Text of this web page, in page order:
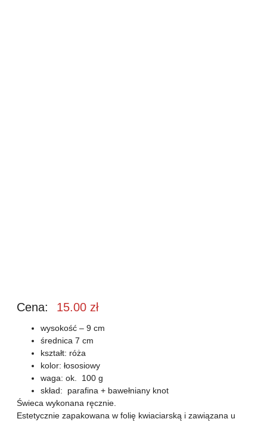
Cena: 15.00 zł
wysokość – 9 cm
średnica 7 cm
kształt: róża
kolor: łososiowy
waga: ok. 100 g
skład: parafina + bawełniany knot
Świeca wykonana ręcznie.
Estetycznie zapakowana w folię kwiaciarską i zawiązana u